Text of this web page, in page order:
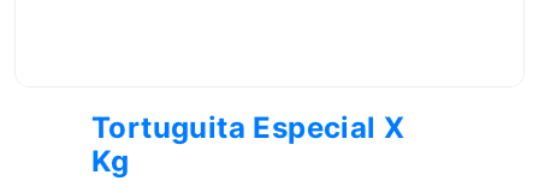
Tortuguita Especial X
Kg